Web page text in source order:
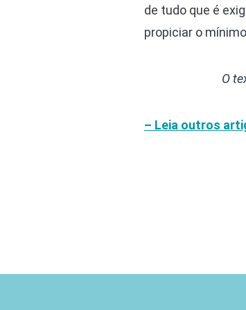
de tudo que é
propiciar o
O
– Leia outros